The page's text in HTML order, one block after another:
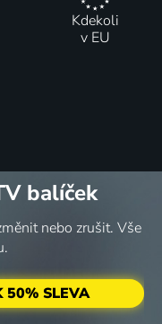
Kdekoli
v EU
balíček
nebo zrušit. Vše
50% SLEVA